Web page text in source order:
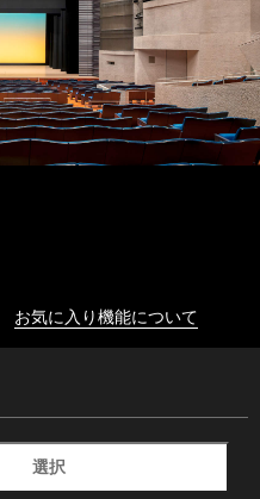
お気に入り機能について
選択